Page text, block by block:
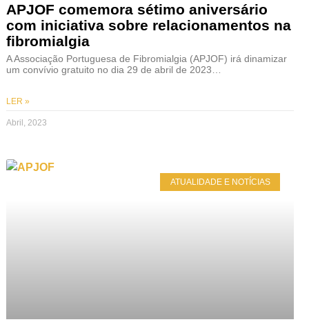
APJOF comemora sétimo aniversário
com iniciativa sobre relacionamentos na
fibromialgia
A Associação Portuguesa de Fibromialgia (APJOF) irá dinamizar
um convívio gratuito no dia 29 de abril de 2023…
LER »
Abril, 2023
ATUALIDADE E NOTÍCIAS